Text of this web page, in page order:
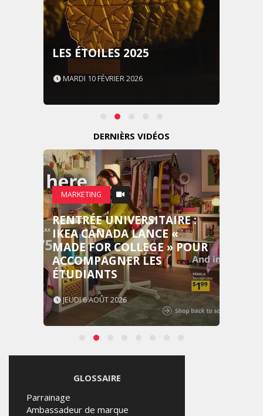
LES ÉTOILES 2025
MARDI 10 FÉVRIER 2026
DERNIÈRS VIDÉOS
MARKETING
RENTRÉE UNIVERSITAIRE :
IKEA CANADA LANCE «
MADE FOR COLLEGE » POUR
ACCOMPAGNER LES
ÉTUDIANTS
JEUDI 6 AOÛT 2026
GLOSSAIRE
Parrainage
Ambassadeur de marque